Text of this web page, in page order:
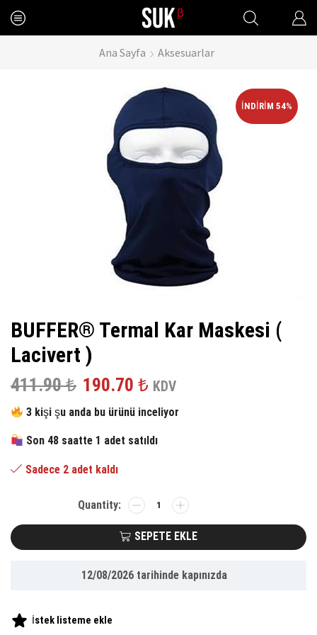
Ana Sayfa Aksesuarlar
İNDIRIM 54%
BUFFER® Termal Kar Maskesi (
Lacivert )
411.90₺ Orijinal
fiyat:
411.90 ₺.
190.70 ₺ Şu
andaki
fiyat:
KDV
3 kişi şu anda bu ürünü inceliyor
Son 48 saatte 1 adet satıldı
Sadece 2 adet kaldı
BUFFER®
Termal
Kar
Maskesi
Lacivert
SEPETE EKLE
12/08/2026 tarihinde kapınızda
İstek listeme ekle